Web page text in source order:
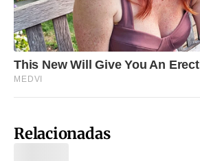
Relacionadas